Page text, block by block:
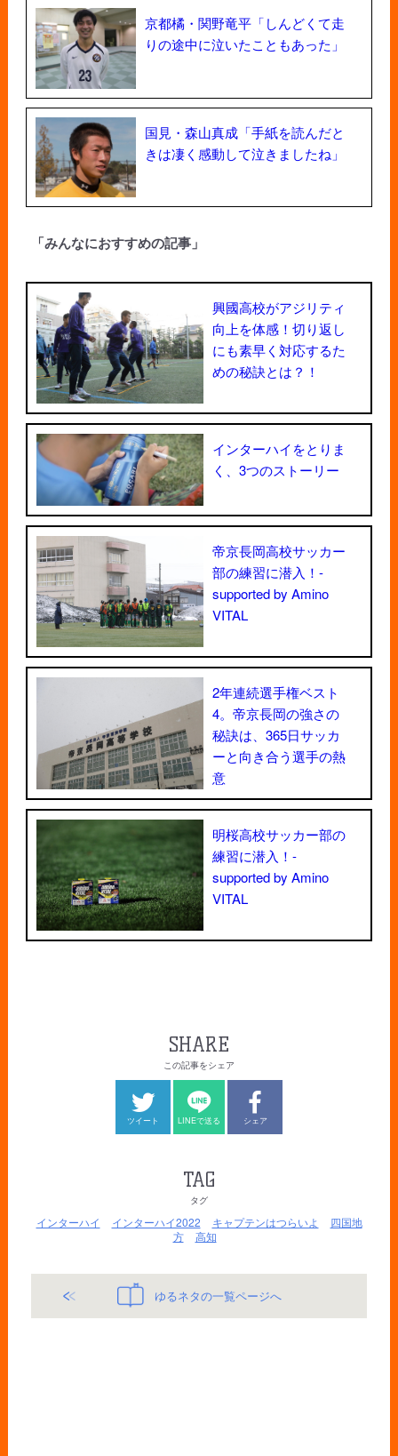
京都橘・関野竜平「しんどくて走
りの途中に泣いたこともあった」
国見・森山真成「手紙を読んだと
きは凄く感動して泣きましたね」
「みんなにおすすめの記事」
興國高校がアジリティ
向上を体感！切り返し
にも素早く対応するた
めの秘訣とは？！
インターハイをとりま
く、3つのストーリー
帝京長岡高校サッカー
部の練習に潜入！-
supported by Amino
VITAL
2年連続選手権ベスト
4。帝京長岡の強さの
秘訣は、365日サッカ
ーと向き合う選手の熱
意
明桜高校サッカー部の
練習に潜入！-
supported by Amino
VITAL
SHARE
この記事をシェア
ツイート LINEで送る シェア
TAG
タグ
インターハイ インターハイ2022 キャプテンはつらいよ
四国地
方
高知
ゆるネタの一覧ページへ